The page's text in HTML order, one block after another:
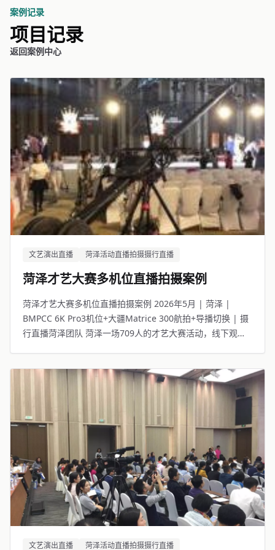
案例记录
项目记录
返回案例中心
文艺演出直播 菏泽活动直播拍摄摄行直播
菏泽才艺大赛多机位直播拍摄案例
菏泽才艺大赛多机位直播拍摄案例 2026年5月 | 菏泽 |
BMPCC 6K Pro3机位+大疆Matrice 300航拍+导播切换 | 摄
行直播菏泽团队 菏泽一场709人的才艺大赛活动，线下观众
文艺演出直播 菏泽活动直播拍摄摄行直播